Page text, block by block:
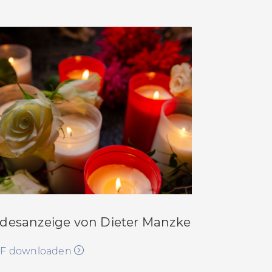
Dorf bleibt sich treu.
.
zu prügeln.
von Dieter Manzke
downloaden